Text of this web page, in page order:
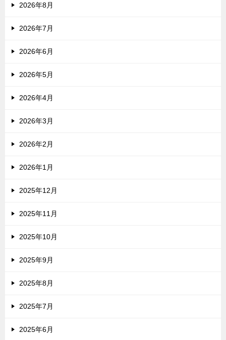
2026年8月
2026年7月
2026年6月
2026年5月
2026年4月
2026年3月
2026年2月
2026年1月
2025年12月
2025年11月
2025年10月
2025年9月
2025年8月
2025年7月
2025年6月